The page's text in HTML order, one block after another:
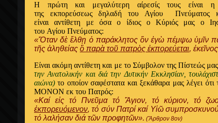
Η πρώτη και μεγαλύτερη αίρεσίς τους είναι
της εκπορεύσεως δηλαδή του Αγίου
είναι αντίθετη με όσα ο ίδιος ο Κύριός μας ο
του Αγίου Πνεύματος:
«Ὅταν δὲ ἔλθῃ ὁ παράκλητος ὃν ἐγὼ πέμψω ὑμῖν
τῆς ἀληθείας ὃ παρὰ τοῦ πατρὸς ἐκπορεύεται,
Είναι ακόμη αντίθετη και με το Σύμβολον της Πίστεώς
την Ανατολικήν και διά την Δυτικήν Εκκλησίαν,
αιώνα) το οποίον σαφέστατα και ξεκάθαρα μας λέγει
ΜΟΝΟΝ εκ του Πατρός:
«Καί εἰς τό Πνεῦμα τό Ἅγιον, τό κύριον, τό
ἐκπορευόμενον, τό σύν Πατρί καί Υἱῶ
τό λαλήσαν διά τῶν προφητῶν». (Ἄρθρον 8ον)